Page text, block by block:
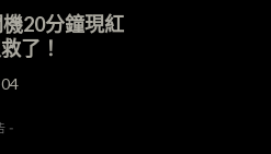
20分鐘現紅
了！
-